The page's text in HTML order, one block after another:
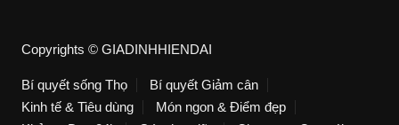
Copyrights © GIADINHHIENDAI
Bí quyết sống Thọ
Bí quyết Giảm cân
Kinh tế & Tiêu dùng
Món ngon & Điểm đẹp